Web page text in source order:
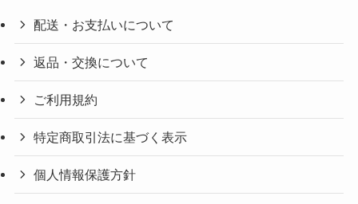
配送・お支払いについて
返品・交換について
ご利用規約
特定商取引法に基づく表示
個人情報保護方針